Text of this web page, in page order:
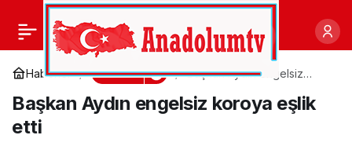
Haberler Kültür
Başkan Aydın engelsiz
Başkan Aydın engelsiz koroya eşlik
etti
İnegöl’de 23 Nisan Dolu
Dolu Geçecek
Paylaş